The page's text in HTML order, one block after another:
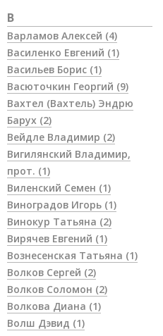
В
Варламов Алексей (4)
Василенко Евгений (1)
Васильев Борис (1)
Васюточкин Георгий (9)
Вахтел (Вахтель) Эндрю
Барух (2)
Вейдле Владимир (2)
Вигилянский Владимир,
прот. (1)
Виленский Семен (1)
Виноградов Игорь (1)
Винокур Татьяна (2)
Вирячев Евгений (1)
Вознесенская Татьяна (1)
Волков Сергей (2)
Волков Соломон (2)
Волкова Диана (1)
Волш Дэвид (1)